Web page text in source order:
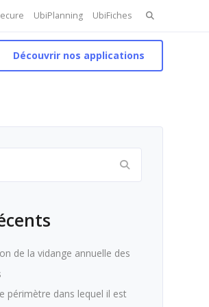
UbiPlanning UbiFiches Search
for:
Découvrir nos applications
de la vidange annuelle des
périmètre dans lequel il est